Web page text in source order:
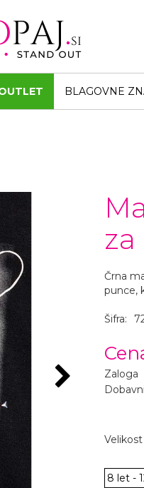
BLAGOVNE
Črna
punce,
Šifra:
Zaloga
Velikost
8 let -